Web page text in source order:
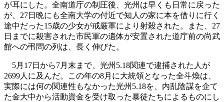
が耳にした。全南道庁の制圧後、光州は早くも日常に戻った
が、27日晩にも全南大学の付近で知人の家に本を借りに行く
途中だった15歳の少女が戒厳軍により射殺された。また、27
日までに殺害された市民軍の遺体が安置された道庁前の尚武
館への弔問の列は、長く伸びた。
5月17日から7月末まで、光州5.18関連で逮捕された人が
2699人に及んだ。この年の8月に大統領となった全斗煥は、
実際には何の関連性もなかった光州5.18を、内乱陰謀を企て
た金大中から活動資金を受け取った暴徒たちによるものにし